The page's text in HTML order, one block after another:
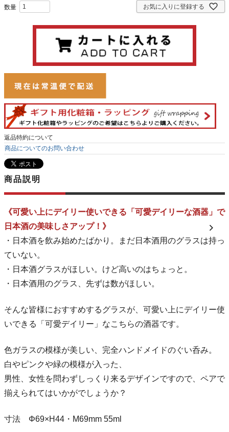
お気に入りに登録する
返品特約について
商品についてのお問い合わせ
商品説明
《可愛い上にデイリー使いできる「可愛デイリーな酒器」で
日本酒の美味しさアップ！》
・日本酒を飲み始めたばかり。まだ日本酒用のグラスは持っ
ていない。
・日本酒グラスがほしい。けど高いのはちょっと。
・日本酒用のグラス、先ずは数がほしい。
そんな皆様におすすめするグラスが、可愛い上にデイリー使
いできる「可愛デイリー」なこちらの酒器です。
色ガラスの模様が美しい、完全ハンドメイドのぐい呑み。
白やピンクや緑の模様が入った、
男性、女性を問わずしっくり来るデザインですので、ペアで
揃えられてはいかがでしょうか？
寸法 Φ69×H44・M69mm 55ml